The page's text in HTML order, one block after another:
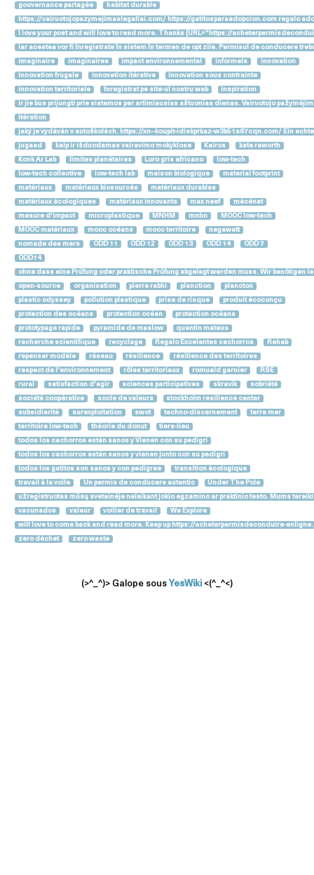
gouvernance partagée habitat durable
https://vairuotojopazymejimaslegaliai.com/ https://gatitosparaadopcion.com regalo
I love your post and will love to read more. Thanks [URL="https://
iar acestea vor fi înregistrate în sistem în termen de opt zile. Permisul de conducere
imaginaire imaginaires impact environnemental informels innovation
innovation frugale innovation itérative innovation sous contrainte
innovation territoriale înregistrat pe site-ul nostru web inspiration
ir jie bus prijungti prie sistemos per artimiausias aštuonias dienas. Vairuotojo
itération
jaký je vydáván v autoškolách. https://xn--koupit-idiskprkaz-w3b51a67cqn.com/ Ein
jugaad kaip ir išduodamas vairavimo mokyklose Kairos kate raworth
Konk Ar Lab limites planétaires Loro gris africano low-tech
low-tech collective low-tech lab maison biologique material footprint
matériaux matériaux biosourcés matériaux durables
matériaux écologiques matériaux innovants max neef mécénat
mesure d'impact microplastique MNHM mnhn MOOC low-tech
MOOC matériaux mooc océans mooc territoire negawatt
nomade des mers ODD 11 ODD 12 ODD 13 ODD 14 ODD 7
ODD14
ohne dass eine Prüfung oder praktische Prüfung abgelegt werden muss. Wir
open-source organisation pierre rabhi planction plancton
plastic odyssey pollution plastique prise de risque produit écoconçu
protection des océans protection océan protection océans
prototypage rapide pyramide de maslow quentin mateus
recherche scientifique recyclage Regalo Excelentes cachorros Rehab
repenser modèle réseau résilience résilience des territoires
respect de l'environnement rôles territoriaux romuald garnier RSE
rural satisfaction d'agir sciences participatives skravik sobriété
société coopérative socle de valeurs stockholm resilience center
subsidiarité surexploitation swot techno-discernement terre mer
territoire low-tech théorie du donut tiers-lieu
todos los cachorros están sanos y Vienen con su pedigrí
todos los cachorros están sanos y vienen junto con su pedigrí
todos los gatitos son sanos y con pedigree transition écologique
travail à la voile Un permis de conducere autentic Under The Pole
užregistruotas mūsų svetainėje nelaikant jokio egzamino ar praktinio testo. Mums
vacunados valeur voilier de travail We Explore
will love to come back and read more. Keep up https://acheterpermisdeconduire-
zero déchet zero waste
(>^_^)> Galope sous YesWiki <(^_^<)